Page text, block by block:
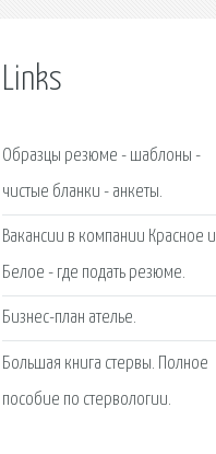
Links
Образцы резюме - шаблоны -
чистые бланки - анкеты.
Вакансии в компании Красное и
Белое - где подать резюме.
Бизнес-план ателье.
Большая книга стервы. Полное
пособие по стервологии.